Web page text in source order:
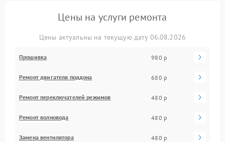
Цены на услуги ремонта
Цены актуальны на текущую дату 06.08.2026
Прошивка 980 р
Ремонт двигателя поддона 680 р
Ремонт переключателей режимов 480 р
Ремонт волновода 480 р
Замена вентилятора 480 р